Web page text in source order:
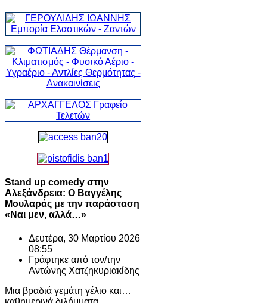
Stand up comedy στην
Αλεξάνδρεια: Ο Βαγγέλης
Μουλαράς με την παράσταση
«Ναι μεν, αλλά…»
Δευτέρα, 30 Μαρτίου 2026
08:55
Γράφτηκε από τον/την
Αντώνης Χατζηκυριακίδης
Μια βραδιά γεμάτη γέλιο και…